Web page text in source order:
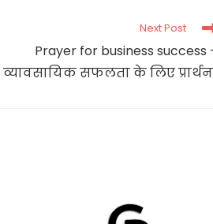
Next Post
Prayer for business success
व्यावसायिक सफलता के लिए